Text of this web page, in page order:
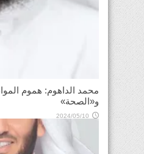
محمد الداهوم: هموم
و«الصحة»
2024/05/10